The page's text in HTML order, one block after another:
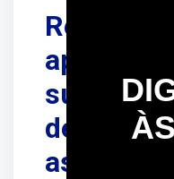
Revoltante:
após
suspeitos
de
assalto